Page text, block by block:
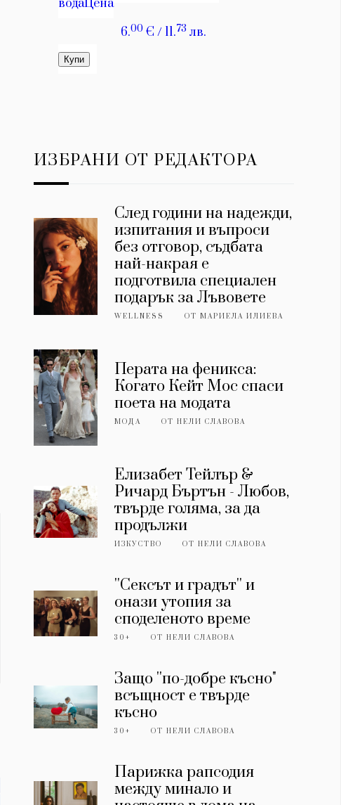
ИЗБРАНИ ОТ РЕДАКТОРА
След години на надежди,
изпитания и въпроси
без отговор, съдбата
най-накрая е
подготвила специален
подарък за Лъвовете
WELLNESS ОТМАРИЕЛА ИЛИЕВА
Перата на феникса:
Когато Кейт Мос спаси
поета на модата
МОДА ОТНЕЛИ СЛАВОВА
Елизабет Тейлър &
Ричард Бъртън - Любов,
твърде голяма, за да
продължи
ИЗКУСТВО ОТНЕЛИ СЛАВОВА
''Сексът и градът'' и
онази утопия за
споделеното време
30+ ОТНЕЛИ СЛАВОВА
Защо ''по-добре късно"
всъщност е твърде
късно
30+ ОТНЕЛИ СЛАВОВА
Парижка рапсодия
между минало и